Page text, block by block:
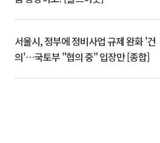
서울시, 정부에 정비사업 규제 완화 '건
의'⋯국토부 "협의 중" 입장만 [종합]